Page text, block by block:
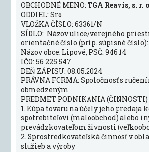
OBCHODNÉ MENO:TGA Reavis, s. r.
ODDIEL: Sro
VLOŽKA ČÍSLO: 63361/N
SÍDLO: Názov ulice/verejného
orientačné číslo (príp. súpisné číslo):
Názov obce: Lipové, PSČ: 946 14
IČO: 56 225 547
DEŇ ZÁPISU: 08.05.2024
PRÁVNA FORMA: Spoločnosť s
obmedzeným
PREDMET PODNIKANIA (ČINNOSTI)
1. Kúpa tovaru na účely jeho predaja
spotrebiteľovi (maloobchod) alebo
prevádzkovateľom živnosti
2. Sprostredkovateľská činnosť v
služieb a výroby